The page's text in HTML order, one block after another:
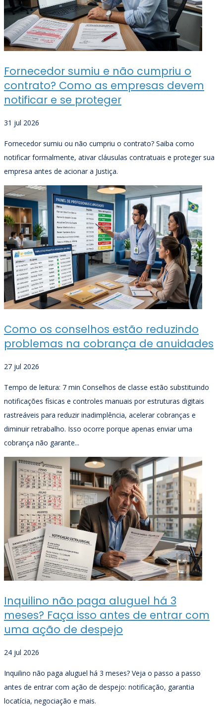
Fornecedor sumiu e não cumpriu o
contrato? Como as empresas devem
notificar e se proteger
31 jul 2026
Fornecedor sumiu ou não cumpriu o contrato? Saiba como
notificar formalmente, ativar cláusulas contratuais e proteger sua
empresa antes de acionar a Justiça.
Como os conselhos estão reduzindo
problemas na cobrança de anuidades
27 jul 2026
Tempo de leitura: 7 min Conselhos de classe estão substituindo
notificações físicas e controles manuais por estruturas digitais
rastreáveis para reduzir inadimplência, acelerar cobranças e
diminuir retrabalho. Isso ocorre porque apenas enviar uma
cobrança não garante...
Inquilino não paga aluguel há 3
meses? Faça isso antes de entrar com
uma ação de despejo
24 jul 2026
Inquilino não paga aluguel há 3 meses? Veja o passo a passo
antes de entrar com ação de despejo: notificação, garantia
locatícia, negociação e mais.